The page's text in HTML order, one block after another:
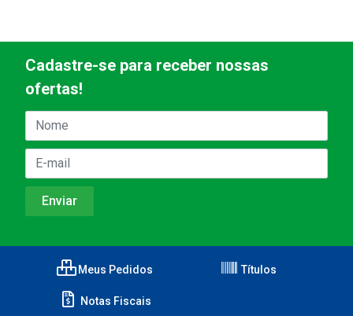
Cadastre-se para receber nossas
ofertas!
Meus Pedidos Títulos
Notas Fiscais